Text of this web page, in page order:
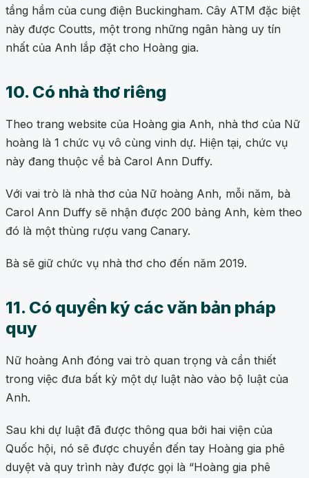
tầng hầm của cung điện Buckingham. Cây ATM đặc biệt
này được Coutts, một trong những ngân hàng uy tín
nhất của Anh lắp đặt cho Hoàng gia.
10. Có nhà thơ riêng
Theo trang website của Hoàng gia Anh, nhà thơ của Nữ
hoàng là 1 chức vụ vô cùng vinh dự. Hiện tại, chức vụ
này đang thuộc về bà Carol Ann Duffy.
Với vai trò là nhà thơ của Nữ hoàng Anh, mỗi năm, bà
Carol Ann Duffy sẽ nhận được 200 bảng Anh, kèm theo
đó là một thùng rượu vang Canary.
Bà sẽ giữ chức vụ nhà thơ cho đến năm 2019.
11. Có quyền ký các văn bản pháp
quy
Nữ hoàng Anh đóng vai trò quan trọng và cần thiết
trong việc đưa bất kỳ một dự luật nào vào bộ luật của
Anh.
Sau khi dự luật đã được thông qua bởi hai viện của
Quốc hội, nó sẽ được chuyển đến tay Hoàng gia phê
duyệt và quy trình này được gọi là “Hoàng gia phê